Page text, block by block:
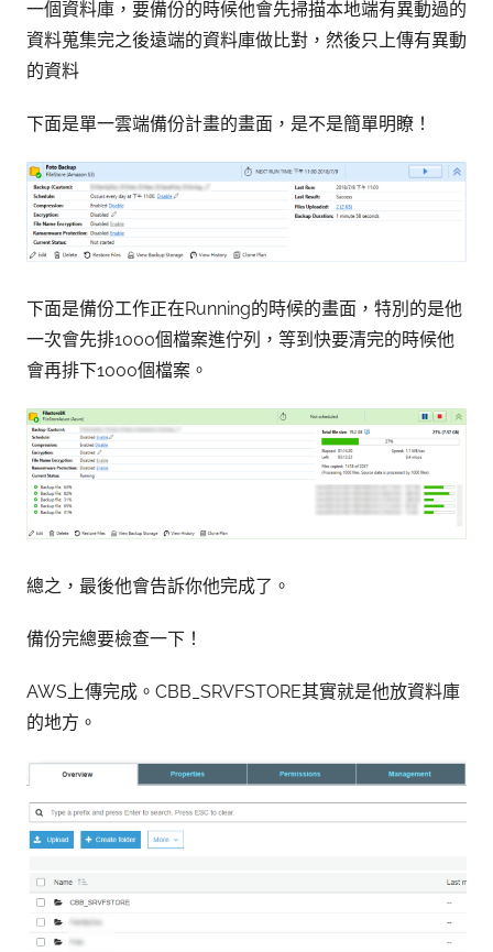
一個資料庫，要備份的時候他會先掃描本地端有異動過的
資料蒐集完之後遠端的資料庫做比對，然後只上傳有異動
的資料
下面是單一雲端備份計畫的畫面，是不是簡單明瞭！
下面是備份工作正在Running的時候的畫面，特別的是他
一次會先排1000個檔案進佇列，等到快要清完的時候他
會再排下1000個檔案。
總之，最後他會告訴你他完成了。
備份完總要檢查一下！
AWS上傳完成。CBB_SRVFSTORE其實就是他放資料庫
的地方。